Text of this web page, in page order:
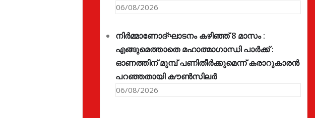
06/08/2026
നിർമ്മാണോദ്ഘാടനം കഴിഞ്ഞ് 8 മാസം :
എങ്ങുമെത്താതെ മഹാത്മാഗാന്ധി പാർക്ക് :
ഓണത്തിന് മുമ്പ് പണിതീർക്കുമെന്ന് കരാറുകാരൻ
പറഞ്ഞതായി കൗൺസിലർ
06/08/2026